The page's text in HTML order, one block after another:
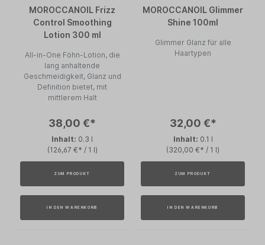
MOROCCANOIL Frizz
Control Smoothing
Lotion 300 ml
All-in-One Föhn-Lotion, die
lang anhaltende
Geschmeidigkeit, Glanz und
Definition bietet, mit
mittlerem Halt
38,00 €*
Inhalt: 0.3 l
(126,67 €* / 1 l)
ZUM PRODUKT
IN DEN WARENKORB
MOROCCANOIL Glimmer
Shine 100ml
Glimmer Glanz für alle
Haartypen
32,00 €*
Inhalt: 0.1 l
(320,00 €* / 1 l)
ZUM PRODUKT
IN DEN WARENKORB